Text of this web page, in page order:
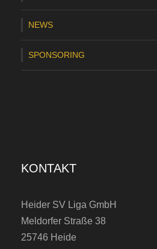
r
e
u
n
:
N
NEWS
SPONSORING
KONTAKT
Heider SV Liga GmbH
Meldorfer Straße 38
25746 Heide